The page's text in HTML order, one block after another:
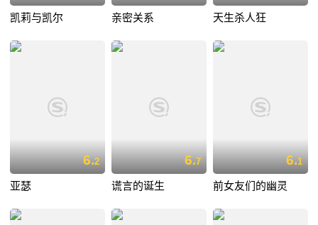
凯莉与凯尔 亲密关系 天生杀人狂
6.2
亚瑟
6.7
谎言的诞生
6.1
前女友们的幽灵